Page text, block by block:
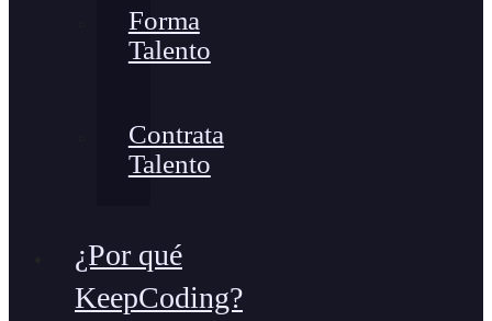
Forma
Talento
Contrata
Talento
¿Por qué
KeepCoding?